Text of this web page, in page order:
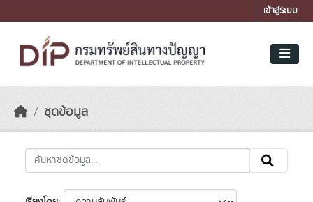
เข้าสู่ระบบ
ชุดข้อมูล